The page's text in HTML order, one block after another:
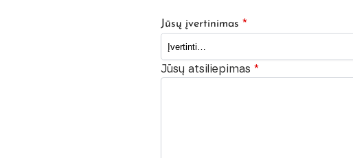
Jūsų įvertinimas *
Jūsų atsiliepimas *